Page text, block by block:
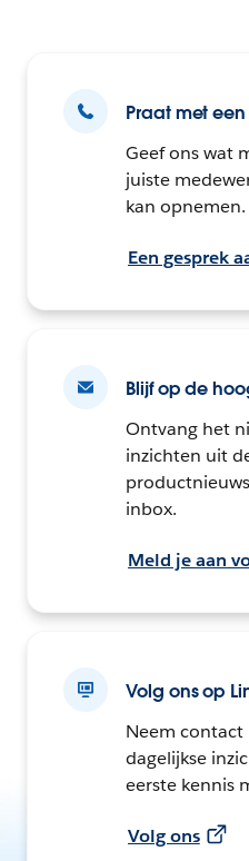
Praat met
Geef ons wat
juiste
kan opnemen.
Een gesprek
Blijf op de
Ontvang het
inzichten uit
inbox.
Meld je aan
Volg ons op
Neem
dagelijkse
eerste kennis
Volg ons